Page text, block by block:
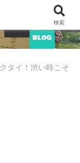
タイ！渋い時こそ
検索